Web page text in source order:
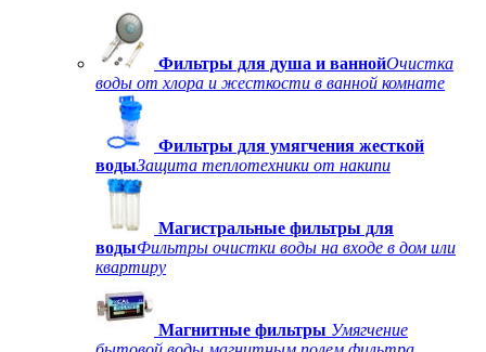
Фильтры для душа и ваннойОчистка
воды от хлора и жесткости в ванной комнате
Фильтры для умягчения жесткой
водыЗащита теплотехники от накипи
Магистральные фильтры для
водыФильтры очистки воды на входе в дом или
квартиру
Магнитные фильтры Умягчение